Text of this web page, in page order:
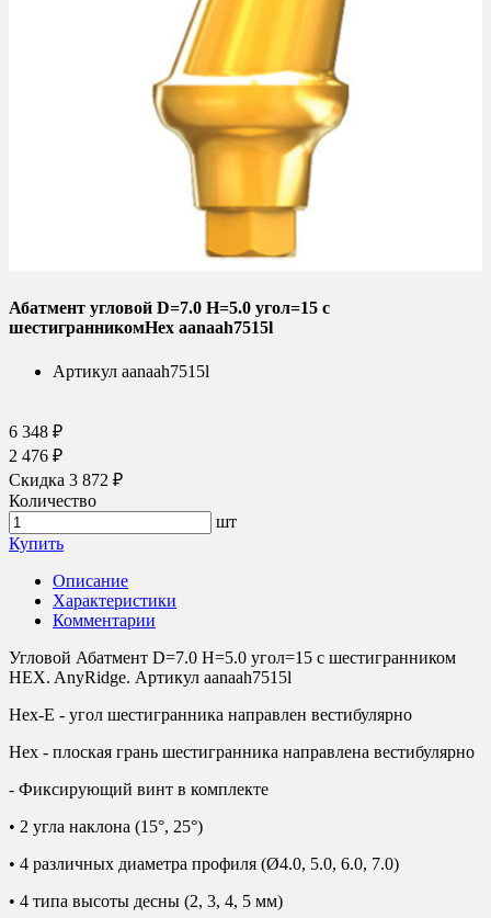
Абатмент угловой D=7.0 H=5.0 угол=15 с
шестигранникомHex aanaah7515l
Артикул aanaah7515l
6 348 ₽
2 476 ₽
Скидка 3 872 ₽
Количество
шт
Купить
Описание
Характеристики
Комментарии
Угловой Абатмент D=7.0 H=5.0 угол=15 с шестигранником
HEX. AnyRidge. Артикул aanaah7515l
Hex-E - угол шестигранника направлен вестибулярно
Hex - плоская грань шестигранника направлена вестибулярно
- Фиксирующий винт в комплекте
• 2 угла наклона (15°, 25°)
• 4 различных диаметра профиля (Ø4.0, 5.0, 6.0, 7.0)
• 4 типа высоты десны (2, 3, 4, 5 мм)